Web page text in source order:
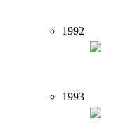
1992
1993